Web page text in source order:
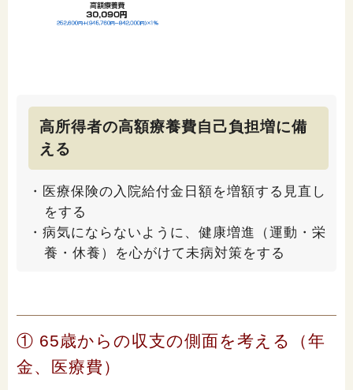
高所得者の高額療養費自己負担増に備
える
・医療保険の入院給付金日額を増額する見直し
をする
・病気にならないように、健康増進（運動・栄
養・休養）を心がけて未病対策をする
① 65歳からの収支の側面を考える（年
金、医療費）